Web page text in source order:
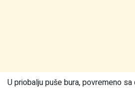
U priobalju puše bura, povremeno